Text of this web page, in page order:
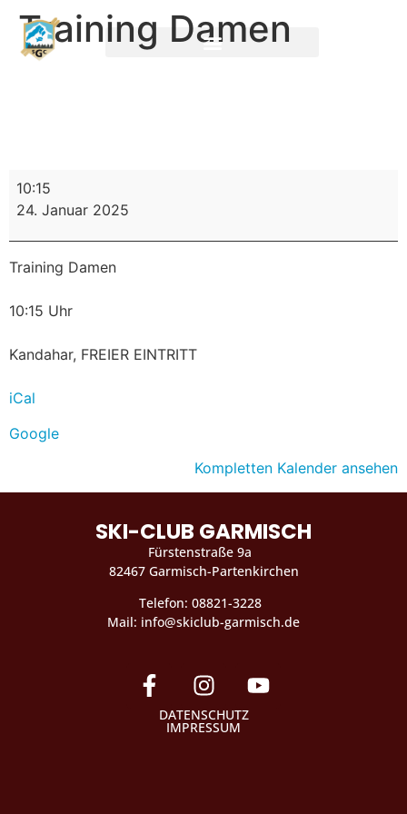
Training Damen
10:15
24. Januar 2025
Training Damen
10:15 Uhr
Kandahar, FREIER EINTRITT
iCal
Google
Kompletten Kalender ansehen
SKI-CLUB GARMISCH
Fürstenstraße 9a
82467 Garmisch-Partenkirchen
Telefon: 08821-3228
Mail: info@skiclub-garmisch.de
DATENSCHUTZ
IMPRESSUM